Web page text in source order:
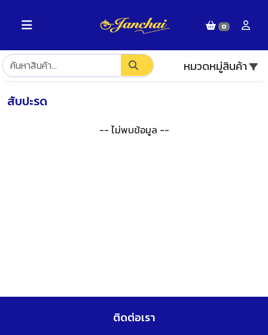
0
หมวดหมู่สินค้า
สับปะรด
-- ไม่พบข้อมูล --
ติดต่อเรา